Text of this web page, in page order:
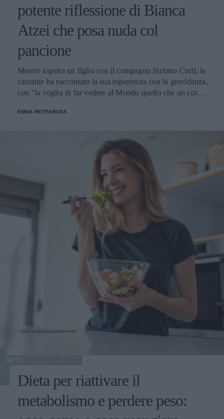
potente riflessione di Bianca
Atzei che posa nuda col
pancione
Mentre aspetta un figlio con il compagno Stefano Corti, la
cantante ha raccontato la sua esperienza con la gravidanza,
con "la voglia di far vedere al Mondo quello che un corpo
EMMA PIETRAROSA
Dieta per riattivare il
metabolismo e perdere peso: